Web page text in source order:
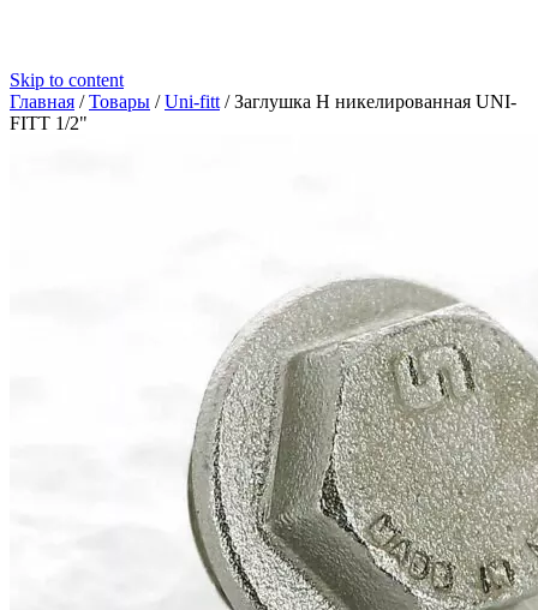
Skip to content
Главная /Товары /Uni-fitt /Заглушка Н никелированная UNI-
FITT 1/2"